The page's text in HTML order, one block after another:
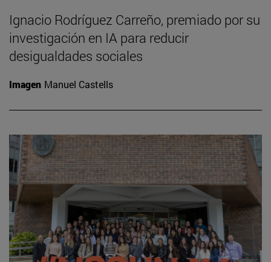
Ignacio Rodríguez Carreño, premiado por su
investigación en IA para reducir
desigualdades sociales
Imagen Manuel Castells